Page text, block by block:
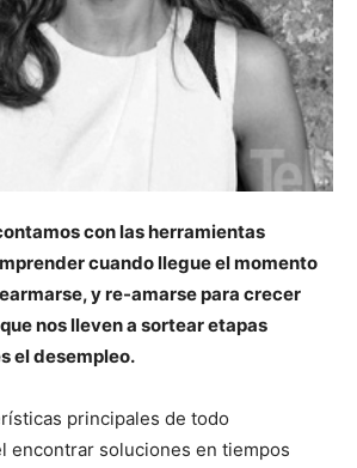
con las herramientas
cuando llegue el momento
y re-amarse para crecer
nos lleven a sortear etapas
el desempleo.
principales de todo
encontrar soluciones en tiempos